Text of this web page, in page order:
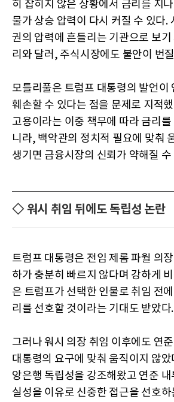
히 잡히지 않은 상황에서 금리를 지
물가 상승 압력이 다시 커질 수 있다.
권의 압력에 흔들리는 기관으로 보
리와 달러, 주식시장에도 불안이 번
모틀리풀은 트럼프 대통령의 발언이
훼손할 수 있다는 점을 문제로 지적
고용이라는 이중 책무에 따라 금리
니라, 백악관의 정치적 필요에 맞춰
생기면 금융시장의 신뢰가 약해질
◇ 워시 취임 뒤에도 독립성 논란
트럼프 대통령은 전임 제롬 파월 의
하가 충분히 빠르지 않다며 강하게
은 트럼프가 선택한 인물로 취임 전
리를 선호할 것이라는 기대도 받았다.
그러나 워시 의장 취임 이후에도 연
대통령의 요구에 맞춰 움직이지 않
앙은행 독립성을 강조해왔고 연준
실성을 이유로 신중한 접근을 선호하